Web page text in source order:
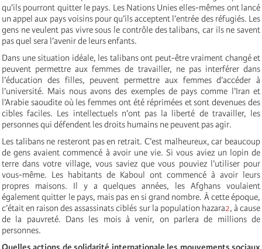
qu’ils pourront quitter le pays. Les Nations Unies elles-mêmes ont lancé
un appel aux pays voisins pour qu’ils acceptent l’entrée des réfugiés. Les
gens ne veulent pas vivre sous le contrôle des talibans, car ils ne savent
pas quel sera l’avenir de leurs enfants.
Dans une situation idéale, les talibans ont peut-être vraiment changé et
peuvent permettre aux femmes de travailler, ne pas interférer dans
l’éducation des filles, peuvent permettre aux femmes d’accéder à
l’université. Mais nous avons des exemples de pays comme l’Iran et
l’Arabie saoudite où les femmes ont été réprimées et sont devenues des
cibles faciles. Les intellectuels n’ont pas la liberté de travailler, les
personnes qui défendent les droits humains ne peuvent pas agir.
Les talibans ne resteront pas en retrait. C’est malheureux, car beaucoup
de gens avaient commencé à avoir une vie. Si vous aviez un lopin de
terre dans votre village, vous saviez que vous pouviez l’utiliser pour
vous-même. Les habitants de Kaboul ont commencé à avoir leurs
propres maisons. Il y a quelques années, les Afghans voulaient
également quitter le pays, mais pas en si grand nombre. À cette époque,
c’était en raison des assassinats ciblés sur la population hazara2, à cause
de la pauvreté. Dans les mois à venir, on parlera de millions de
personnes.